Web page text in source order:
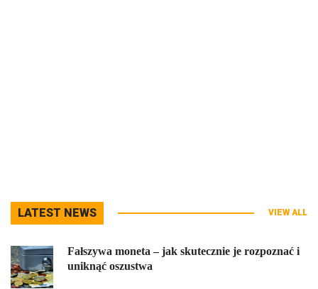
LATEST NEWS VIEW ALL
Fałszywa moneta – jak skutecznie je rozpoznać i
uniknąć oszustwa